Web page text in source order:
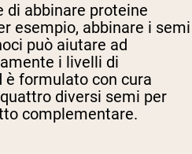
di abbinare proteine
esempio, abbinare i semi
può aiutare ad
i livelli di
è formulato con cura
diversi semi per
complementare.